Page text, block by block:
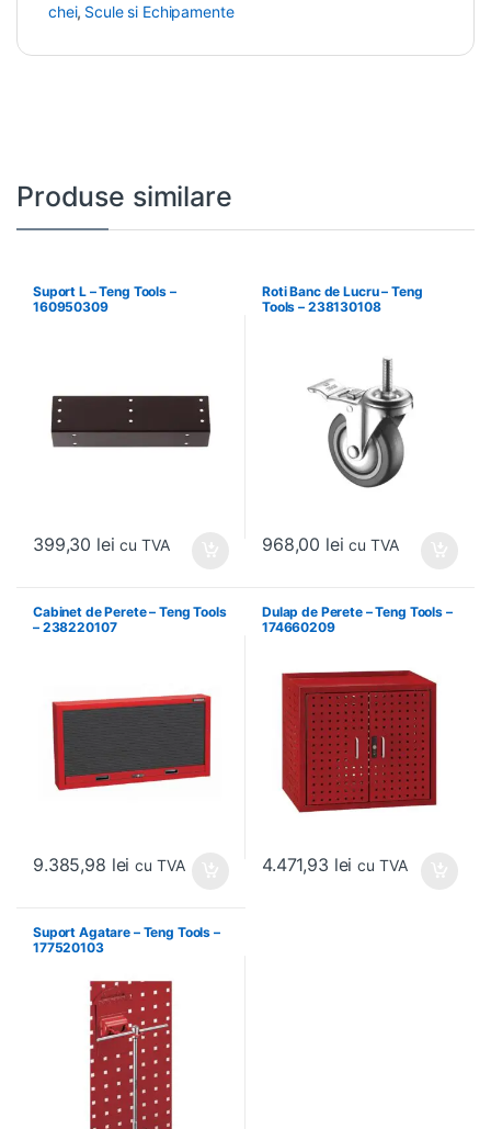
chei, Scule si Echipamente
Produse similare
Suport L – Teng Tools –
160950309
399,30 lei cu TVA
Roti Banc de Lucru – Teng
Tools – 238130108
968,00 lei cu TVA
Cabinet de Perete – Teng Tools
– 238220107
9.385,98 lei cu TVA
Dulap de Perete – Teng Tools –
174660209
4.471,93 lei cu TVA
Suport Agatare – Teng Tools –
177520103